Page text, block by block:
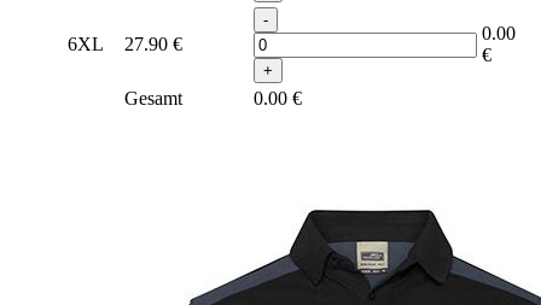
6XL 27.90 €
-
+
0.00
€
Gesamt 0.00 €